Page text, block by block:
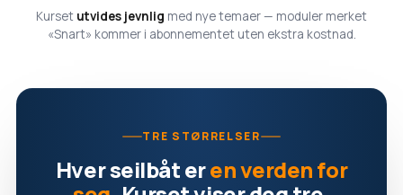
Kurset utvides jevnlig med nye temaer — moduler merket
«Snart» kommer i abonnementet uten ekstra kostnad.
TRE STØRRELSER
Hver seilbåt eren verden for